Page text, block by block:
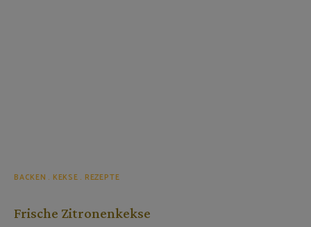
BACKEN KEKSE REZEPTE
Frische Zitronenkekse